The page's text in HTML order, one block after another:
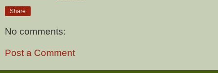
Share
No comments:
Post a Comment